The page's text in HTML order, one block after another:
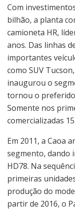
Com
bilhão, a planta
camioneta HR,
anos. Das linhas
importantes
como SUV
inaugurou o
tornou o
Somente nos
comercializadas
Em 2011, a Caoa
segmento, dando
HD78. Na
primeiras
produção do
partir de 2016, o